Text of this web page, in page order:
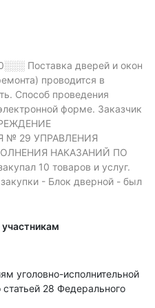
Поставка дверей и окон
проводится в
Способ проведения
форме. Заказчик
№ 29 УПРАВЛЕНИЯ
НАКАЗАНИЙ ПО
10 товаров и услуг.
- Блок дверной - был
уголовно-исполнительной
28 Федерального